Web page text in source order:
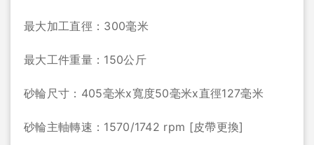
最大加工直徑：300毫米
最大工件重量：150公斤
砂輪尺寸：405毫米x寬度50毫米x直徑127毫米
砂輪主軸轉速：1570/1742 rpm [皮帶更換]